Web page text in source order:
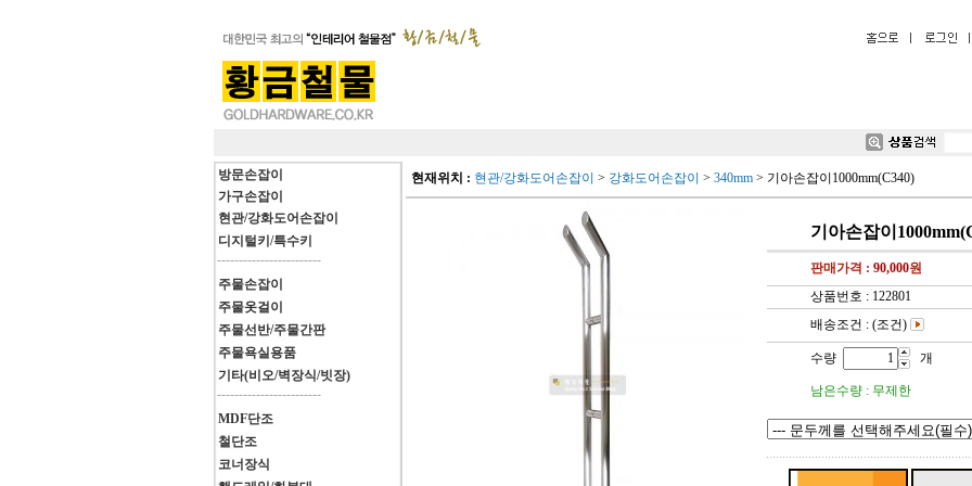
방문손잡이
가구손잡이
현관/강화도어손잡이
디지털키/특수키
------------------------
주물손잡이
주물옷걸이
주물선반/주물간판
주물욕실용품
기타(비오/벽장식/빗장)
------------------------
MDF단조
철단조
코너장식
현재위치 : 현관/강화도어손잡이 > 강화도어손잡이 > 340mm > 기아손잡이1000mm(C340)
기아손잡이
판매가격 : 90,000원
상품번호 : 122801
배송조건 : (조건)
수량 개
남은수량 : 무제한